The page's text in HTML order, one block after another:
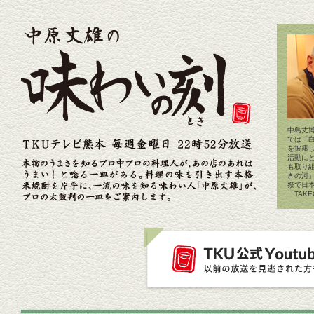
中島丈
では「
を披露
活動に
も取り
きの河
祭で日
「